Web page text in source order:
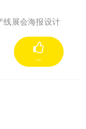
线展会海报设计
--